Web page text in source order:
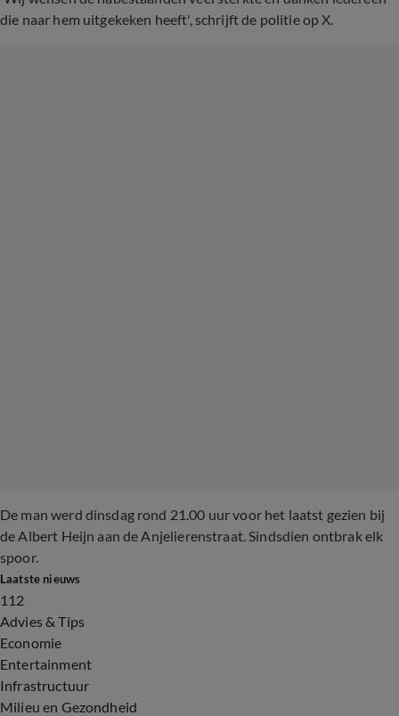
die naar hem uitgekeken heeft', schrijft de politie op X.
De man werd dinsdag rond 21.00 uur voor het laatst gezien bij
de Albert Heijn aan de Anjelierenstraat. Sindsdien ontbrak elk
spoor.
Laatste nieuws
112
Advies & Tips
Economie
Entertainment
Infrastructuur
Milieu en Gezondheid